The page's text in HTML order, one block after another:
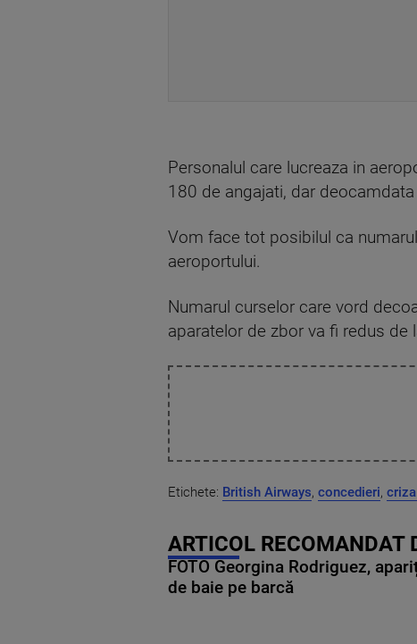
Personalul care lucreaza in
180 de angajati, dar
Vom face tot posibilul ca
aeroportului.
Numarul curselor care vord
aparatelor de zbor va fi redus de
Etichete: British Airways, concedieri,
ARTICOL RECOMANDAT
FOTO Georgina Rodriguez,
de baie pe barcă